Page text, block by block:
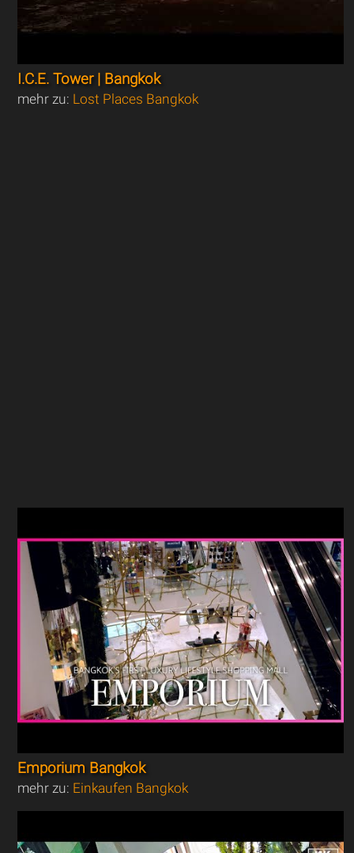
I.C.E. Tower | Bangkok
mehr zu: Lost Places Bangkok
Emporium Bangkok
mehr zu: Einkaufen Bangkok